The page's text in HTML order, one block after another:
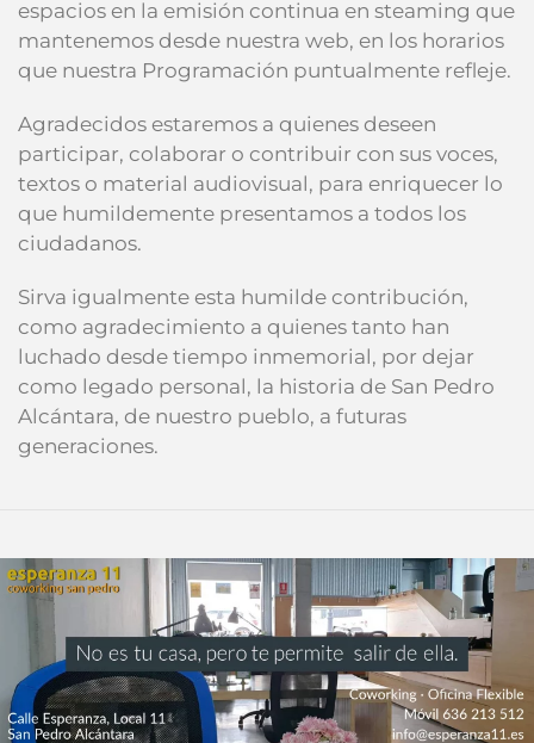
espacios en la emisión continua en steaming que
mantenemos desde nuestra web, en los horarios
que nuestra Programación puntualmente refleje.
Agradecidos estaremos a quienes deseen
participar, colaborar o contribuir con sus voces,
textos o material audiovisual, para enriquecer lo
que humildemente presentamos a todos los
ciudadanos.
Sirva igualmente esta humilde contribución,
como agradecimiento a quienes tanto han
luchado desde tiempo inmemorial, por dejar
como legado personal, la historia de San Pedro
Alcántara, de nuestro pueblo, a futuras
generaciones.